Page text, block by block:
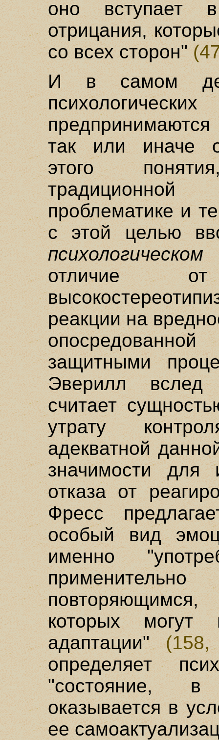
оно вступает
отрицания,
со всех сторон"
И в самом
так или иначе
этого
проблематике и
с этой целью
психологическом
отличие от
реакции на
защитными
Эверилл
считает
утрату
адекватной
значимости для
отказа от
Фресс
особый вид
именно
которых могут
адаптации"
определяет
"состояние, в
оказывается в
ее